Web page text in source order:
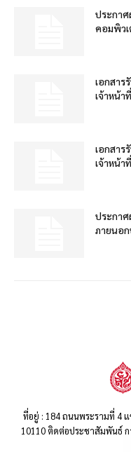
ประกาศ
คอมพิวเ
เอกสาร
เจ้าหน้า
เอกสาร
เจ้าหน้า
ประกาศ
ภายนอ
ที่อยู่ : 184 ถนนพระรามที่ 4
10110 ติดต่อประชาสัมพันธ์